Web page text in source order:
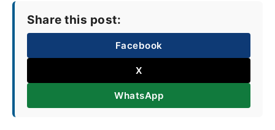
Share this post:
Facebook
X
WhatsApp